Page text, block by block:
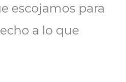
escojamos para
a lo que